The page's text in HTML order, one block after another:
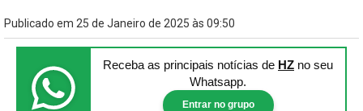
Publicado em 25 de Janeiro de 2025 às 09:50
Receba as principais notícias de HZ no seu
Whatsapp.
Entrar no grupo